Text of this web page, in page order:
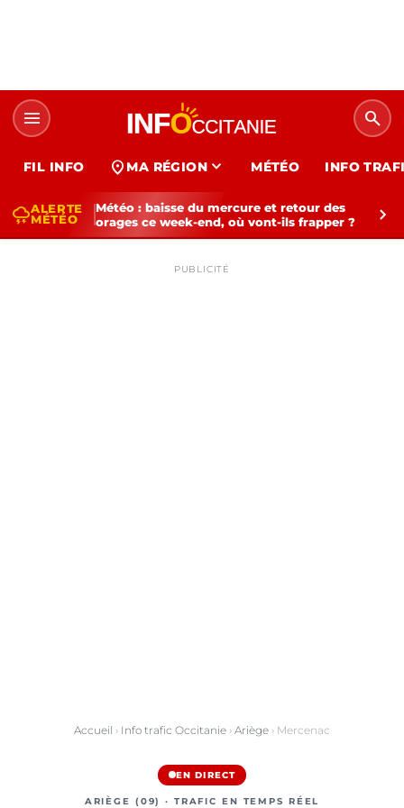
menu search
FIL INFO location_on MA RÉGION expand_more MÉTÉO INFO
thunderstormALERTE
MÉTÉO
Météo : baisse du mercure et retour des
orages ce week-end, où vont-ils frapper ?
chevron_right
PUBLICITÉ
Accueil › Info trafic Occitanie › Ariège › Mercenac
EN DIRECT
ARIÈGE (09) · TRAFIC EN TEMPS RÉEL